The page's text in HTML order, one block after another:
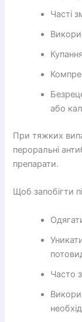
Часті
або
При тяжких
пероральні
препарати.
Щоб запобігти
Часто